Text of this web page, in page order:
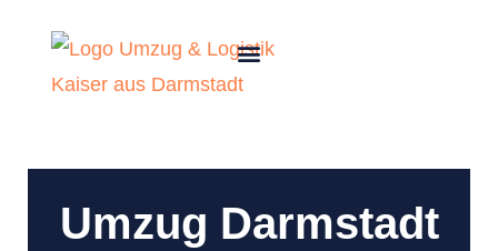
Umzug Darmstadt